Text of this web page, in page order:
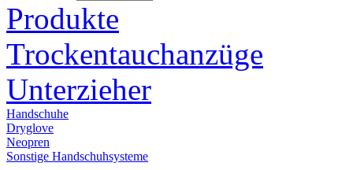
Produkte
Trockentauchanzüge
Unterzieher
Handschuhe
Dryglove
Neopren
Sonstige Handschuhsysteme